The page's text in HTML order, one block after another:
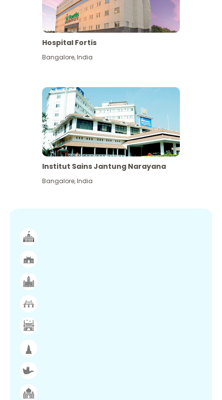
Hospital Fortis
Bangalore,India
Institut Sains Jantung Narayana
Bangalore,India